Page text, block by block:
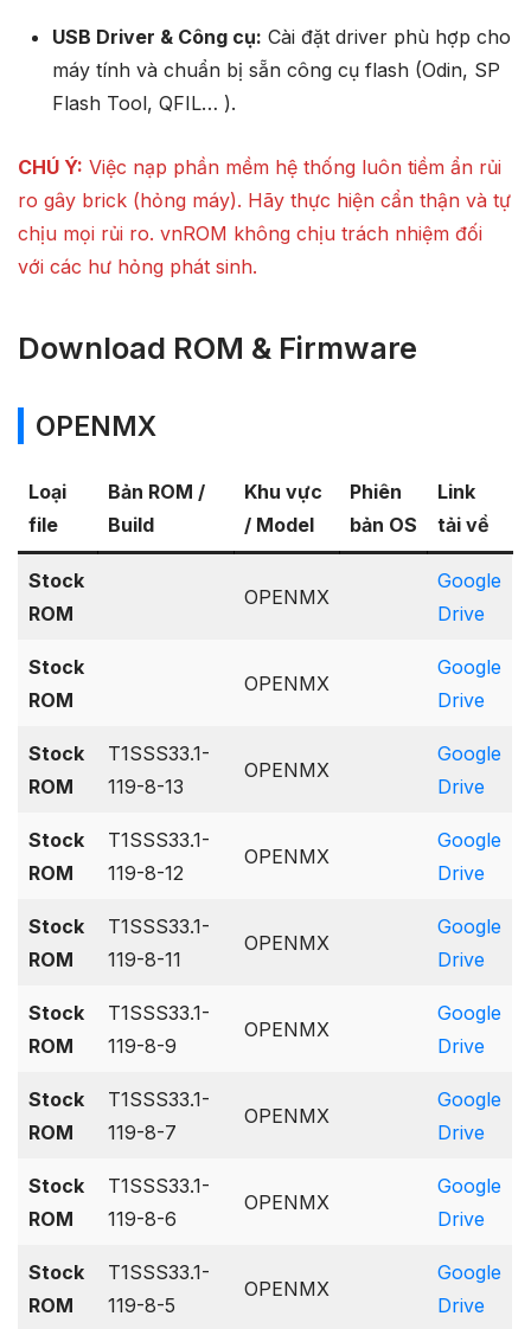
USB Driver & Công cụ: Cài đặt driver phù hợp cho
máy tính và chuẩn bị sẵn công cụ flash (Odin, SP
Flash Tool, QFIL… ).
CHÚ Ý: Việc nạp phần mềm hệ thống luôn tiềm ẩn rủi
ro gây brick (hỏng máy). Hãy thực hiện cẩn thận và tự
chịu mọi rủi ro. vnROM không chịu trách nhiệm đối
với các hư hỏng phát sinh.
Download ROM & Firmware
OPENMX
Loại
file
Bản ROM /
Build
Khu vực
/ Model
Phiên
bản OS
Link
tải về
Stock
ROM
OPENMX
Google
Drive
Stock
ROM
OPENMX
Google
Drive
Stock
ROM
T1SSS33.1-
119-8-13
OPENMX
Google
Drive
Stock
ROM
T1SSS33.1-
119-8-12
OPENMX
Google
Drive
Stock
ROM
T1SSS33.1-
119-8-11
OPENMX
Google
Drive
Stock
ROM
T1SSS33.1-
119-8-9
OPENMX
Google
Drive
Stock
ROM
T1SSS33.1-
119-8-7
OPENMX
Google
Drive
Stock
ROM
T1SSS33.1-
119-8-6
OPENMX
Google
Drive
Stock
ROM
T1SSS33.1-
119-8-5
OPENMX
Google
Drive